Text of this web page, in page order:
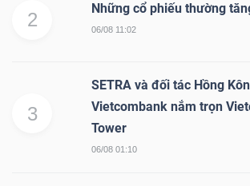
2
Những cổ phiếu thường
06/08 11:02
3
SETRA và đối tác Hồng
Vietcombank nắm trọn
Tower
06/08 01:10